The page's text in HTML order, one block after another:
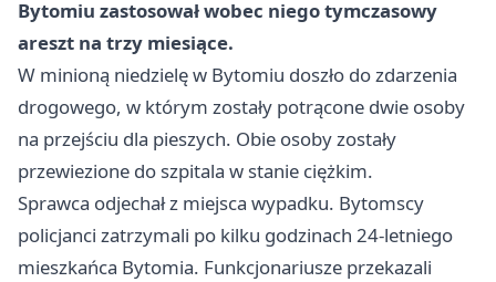
Bytomiu zastosował wobec niego tymczasowy
areszt na trzy miesiące.
W minioną niedzielę w Bytomiu doszło do zdarzenia
drogowego, w którym zostały potrącone dwie osoby
na przejściu dla pieszych. Obie osoby zostały
przewiezione do szpitala w stanie ciężkim.
Sprawca odjechał z miejsca wypadku. Bytomscy
policjanci zatrzymali po kilku godzinach 24-letniego
mieszkańca Bytomia. Funkcjonariusze przekazali